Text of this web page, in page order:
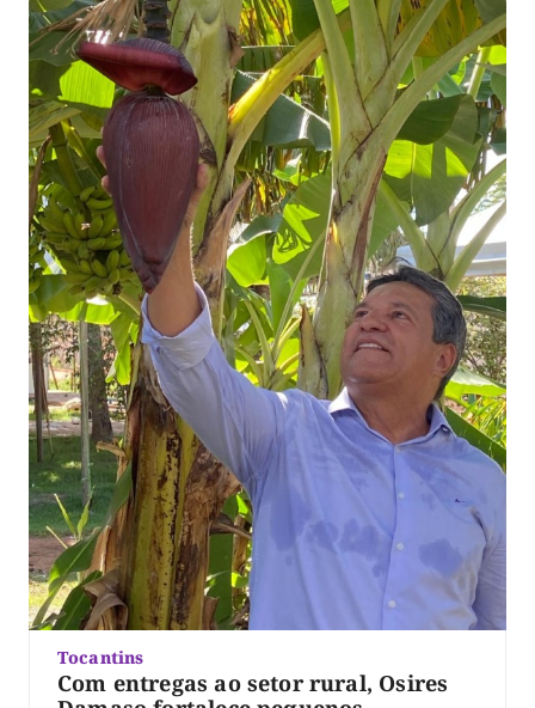
Tocantins
Com entregas ao setor rural, Osires